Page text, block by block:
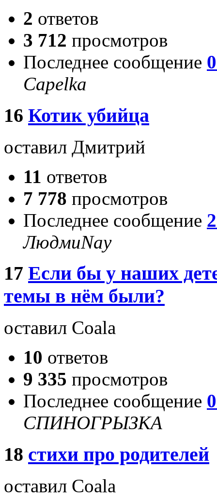
2 ответов
3 712 просмотров
Последнее сообщение
Capelka
16 Котик убийца
оставил Дмитрий
11 ответов
7 778 просмотров
Последнее сообщение
ЛюдмиNay
17 Если бы у наших
темы в нём были?
оставил Coala
10 ответов
9 335 просмотров
Последнее сообщение
СПИНОГРЫЗКА
18 стихи про родителей
оставил Coala